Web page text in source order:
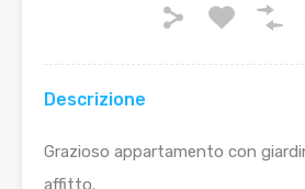
Descrizione
Grazioso appartamento con
affitto.